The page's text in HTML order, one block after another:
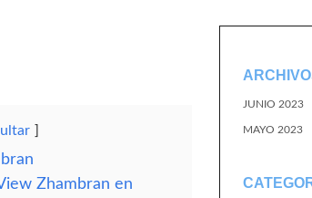
Zhambran en
JUNIO 2023
MAYO 2023